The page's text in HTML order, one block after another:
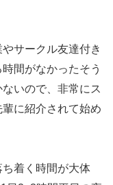
サークル友達付き
間がなかったそう
いので、非常にス
に紹介されて始め
着く時間が大体